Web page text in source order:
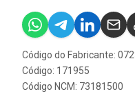
Código do Fabricante:
Código: 171955
Código NCM: 73181500